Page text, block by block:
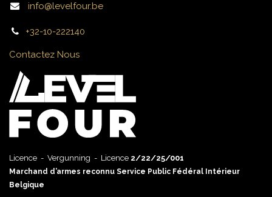
info@levelfour.be
+32-10-222140
Contactez Nous
Licence - Vergunning - Licence 2/22/25/001
Marchand d’armes reconnu Service Public Fédéral Intérieur
Belgique